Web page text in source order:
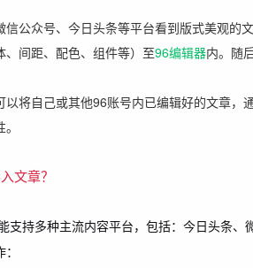
信公众号、今日头条等平台看到版式美观的
、间距、配色、组件等）至96编辑器内。随
以将自己或其他96账号内已编辑好的文章
文章？
支持多种主流内容平台，包括：今日头条